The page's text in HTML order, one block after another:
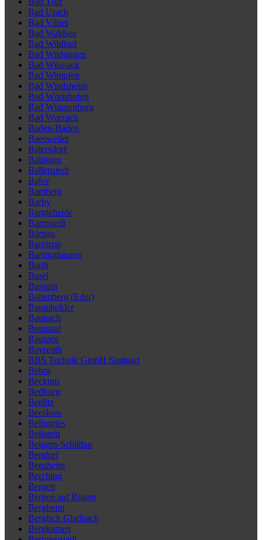
Bad Urach
Bad Vilbel
Bad Waldsee
Bad Wildbad
Bad Wildungen
Bad Wilsnack
Bad Wimpfen
Bad Windsheim
Bad Wörishofen
Bad Wünnenberg
Bad Wurzach
Baden-Baden
Baesweiler
Baiersdorf
Balingen
Ballenstedt
Balve
Bamberg
Barby
Bargteheide
Barmstedt
Bärnau
Barntrup
Barsinghausen
Barth
Basel
Bassum
Battenberg (Eder)
Baumholder
Baunach
Baunatal
Bautzen
Bayreuth
BBS Technik GmbH Stuttgart
Bebra
Beckum
Bedburg
Beelitz
Beeskow
Beilngries
Beilstein
Belgern-Schildau
Bendorf
Bensheim
Berching
Bergen
Bergen auf Rügen
Bergheim
Bergisch Gladbach
Bergkamen